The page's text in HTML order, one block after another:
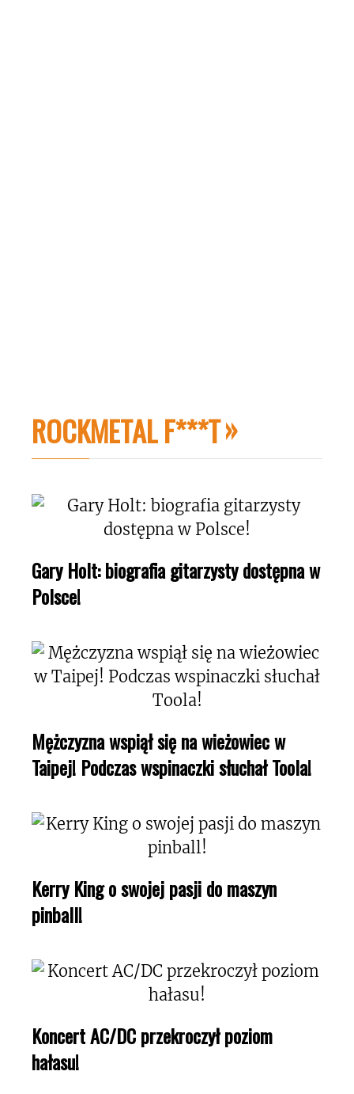
ROCKMETAL F***T
Gary Holt: biografia gitarzysty dostępna w
Polsce!
Mężczyzna wspiął się na wieżowiec w
Taipej! Podczas wspinaczki słuchał Toola!
Kerry King o swojej pasji do maszyn
pinball!
Koncert AC/DC przekroczył poziom
hałasu!